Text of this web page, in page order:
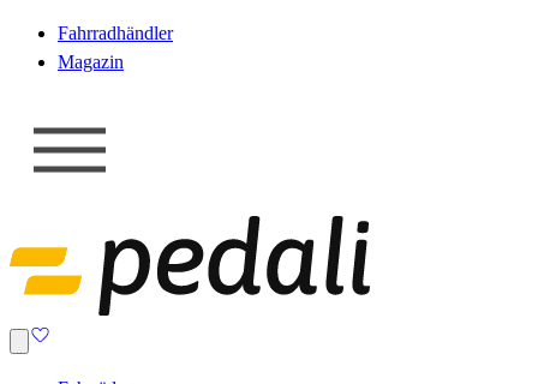
Fahrradhändler
Magazin